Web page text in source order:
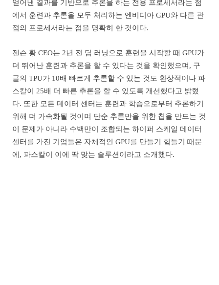
얻어낸 결과를 기반으로 추론을 하는 전용 프로세서라는 점
에서 훈련과 추론을 모두 처리하는 엔비디아 GPU와 다른 관
점의 프로세서라는 점을 명확히 한 것이다.
젠슨 황 CEO는 2년 전 딥 러닝으로 훈련을 시작할 때 GPU가
더 뛰어난 훈련과 추론을 할 수 있다는 것을 확인했으며, 구
글의 TPU가 10배 빠르게 추론할 수 있는 것도 환상적이나 파
스칼이 25배 더 빠른 추론을 할 수 있도록 개선했다고 밝혔
다. 또한 모든 데이터 센터는 훈련과 학습으로부터 추론하기
위해 더 가속화될 것이며 단순 추론만을 위한 칩을 만드는 것
이 문제가 아니라 수백만이 조합되는 하이퍼 스케일 데이터
센터를 가진 기업들은 자체적인 GPU를 만들기 힘들기 때문
에, 파스칼이 이에 딱 맞는 솔루션이라고 소개했다.